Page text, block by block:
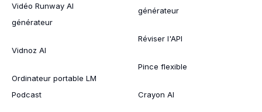
Vidéo Runway AI
générateur
Vidnoz AI
Ordinateur portable LM
Podcast
générateur
Réviser l'API
Pince flexible
Crayon AI